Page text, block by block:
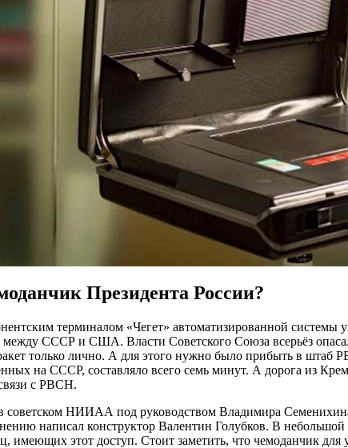
Президента России?
терминалом «Чегет» автоматизированной
между СССР и США. Власти Советского Союза всерьёз
только лично. А для этого нужно было прибыть в штаб
на СССР, составляло всего семь минут. А дорога из
с РВСН.
в советском НИИАА под руководством Владимира
написал конструктор Валентин Голубков. В
имеющих этот доступ. Стоит заметить, что чемоданчик